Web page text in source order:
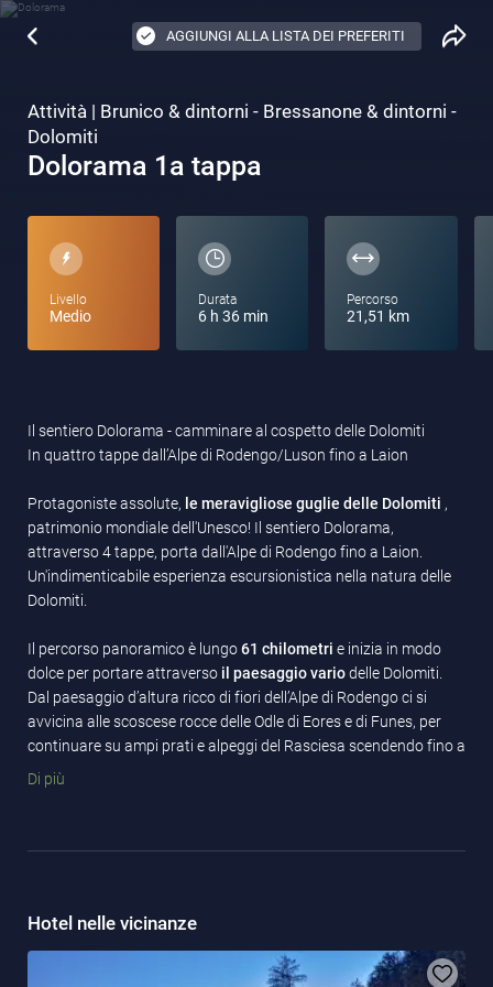
AGGIUNGI ALLA LISTA DEI PREFERITI
Attività | Brunico & dintorni - Bressanone & dintorni -
Dolomiti
Dolorama 1a tappa
Livello
Medio
Durata
6 h 36 min
Percorso
21,51 km
Il sentiero Dolorama - camminare al cospetto delle Dolomiti
In quattro tappe dall’Alpe di Rodengo/Luson fino a Laion
Protagoniste assolute, le meravigliose guglie delle Dolomiti ,
patrimonio mondiale dell'Unesco! Il sentiero Dolorama,
attraverso 4 tappe, porta dall'Alpe di Rodengo fino a Laion.
Un'indimenticabile esperienza escursionistica nella natura delle
Dolomiti.
Il percorso panoramico è lungo61 chilometri e inizia in modo
dolce per portare attraverso il paesaggio variodelle Dolomiti.
Dal paesaggio d’altura ricco di fiori dell’Alpe di Rodengo ci si
avvicina alle scoscese rocce delle Odle di Eores e di Funes, per
continuare su ampi prati e alpeggi del Rasciesa scendendo fino a
Laion all’entrata della Val Gardena. All’orizzonte ci
Sassolungo, Sasso Piatto e Sciliar.
Il sentiero Dolorama corre quasi interamente
su strade forestali
Di più
Hotel nelle vicinanze